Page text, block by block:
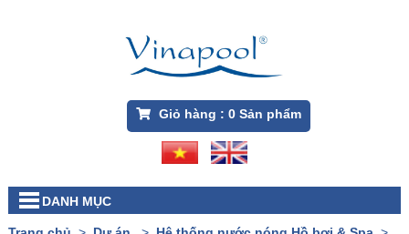
Giỏ hàng : 0Sản phẩm
DANH MỤC